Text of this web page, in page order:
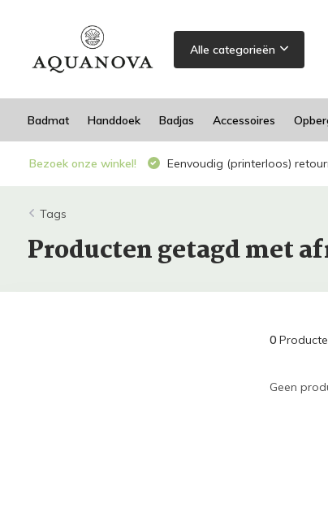
Alle categorieën
Badmat Handdoek Badjas Accessoires
Bezoek onze winkel! Eenvoudig (printerloos)
Tags
Producten getagd met
0
Geen